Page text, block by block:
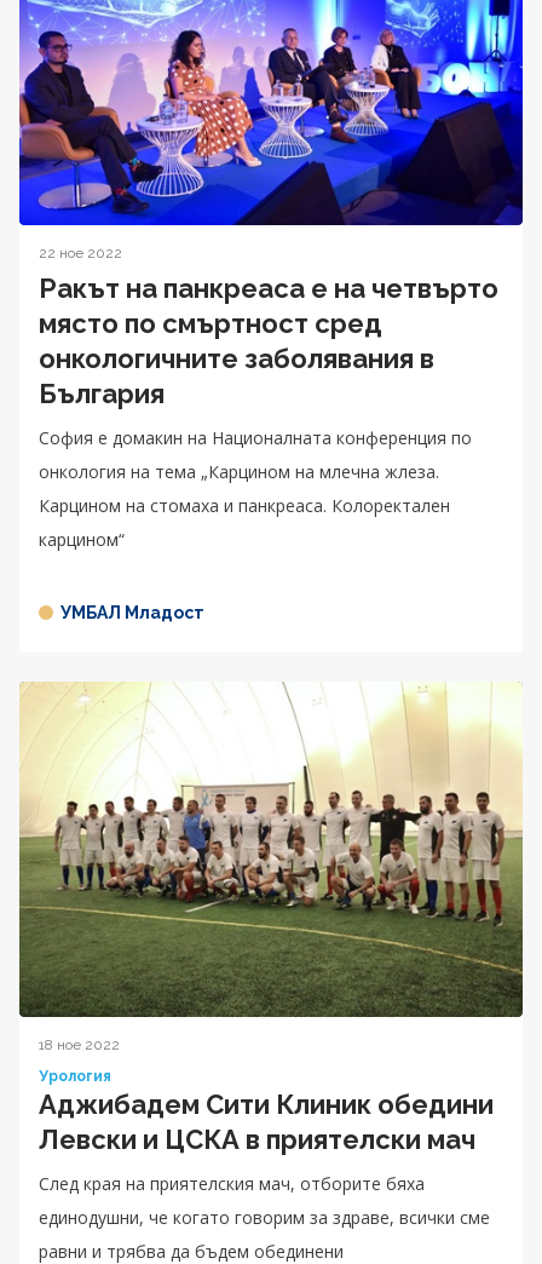
22 ное 2022
Ракът на панкреаса е на четвърто
място по смъртност сред
онкологичните заболявания в
България
София е домакин на Националната конференция по
онкология на тема „Карцином на млечна жлеза.
Карцином на стомаха и панкреаса. Колоректален
карцином“
УМБАЛ Младост
18 ное 2022
Урология
Аджибадем Сити Клиник обедини
Левски и ЦСКА в приятелски мач
След края на приятелския мач, отборите бяха
единодушни, че когато говорим за здраве, всички сме
равни и трябва да бъдем обединени